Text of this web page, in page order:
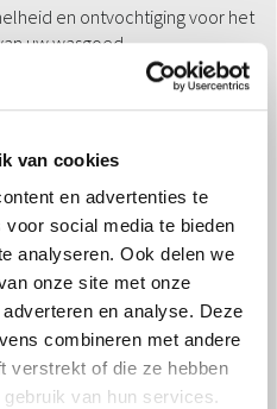
van cookies
en advertenties te
social media te bieden
analyseren. Ook delen we
onze site met onze
en analyse. Deze
combineren met andere
verstrekt of die ze hebben
van hun services.
en ontvochtiging voor het
uw wasgoed
24H